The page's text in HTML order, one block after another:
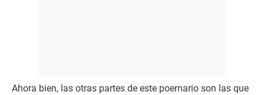
Ahora bien, las otras partes de este poemario son las que